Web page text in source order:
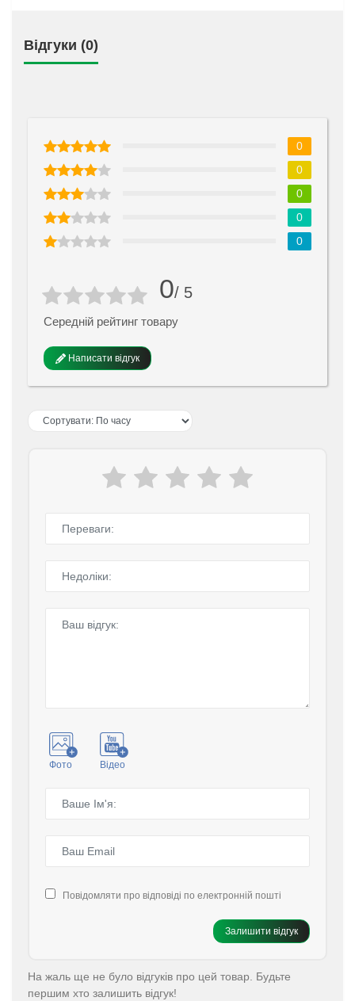
Відгуки (0)
0/ 5
Середній рейтинг товару
Написати відгук
0
0
0
0
0
Фото Відео
Повідомляти про відповіді по електронній пошті
Залишити відгук
На жаль ще не було відгуків про цей товар. Будьте
першим хто залишить відгук!